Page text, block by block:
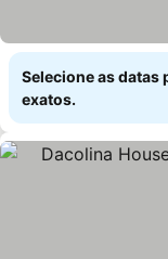
Selecione as datas
exatos.